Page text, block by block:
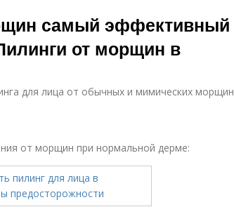
самый эффективный
от морщин в
для лица от обычных и мимических морщин
от морщин при нормальной дерме: